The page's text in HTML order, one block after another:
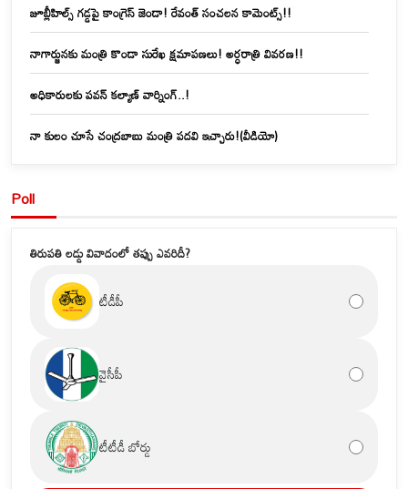
జూబ్లీహిల్స్‌ గడ్డపై కాంగ్రెస్ జెండా! రేవంత్ సంచలన కామెంట్స్!!
నాగార్జునకు మంత్రి కొండా సురేఖ క్షమాపణలు! అర్ధరాత్రి వివరణ!!
అధికారులకు పవన్ కల్యాణ్ వార్నింగ్..!
నా కులం చూసే చంద్రబాబు మంత్రి పదవి ఇచ్చారు!(వీడియో)
Poll
తిరుపతి లడ్డు వివాదంలో తప్పు ఎవరిదీ?
టీడీపీ
వైసీపీ
టీటీడీ బోర్డు